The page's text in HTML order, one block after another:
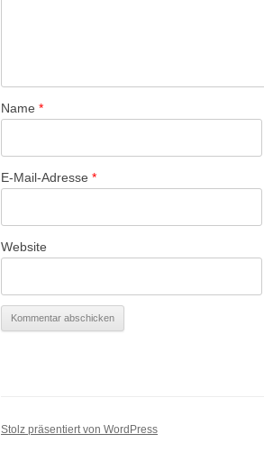
Name *
E-Mail-Adresse *
Website
Stolz präsentiert von WordPress